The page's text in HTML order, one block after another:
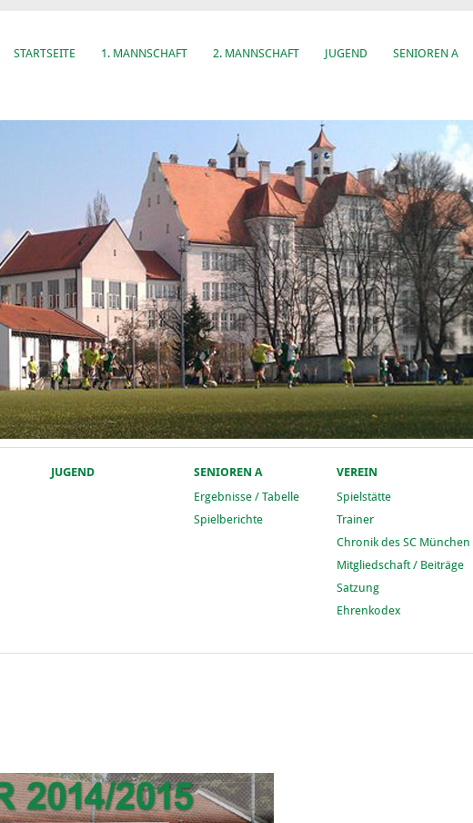
STARTSEITE 1. MANNSCHAFT 2. MANNSCHAFT JUGEND SENIOREN A
JUGEND
SENIOREN A
Ergebnisse / Tabelle
Spielberichte
VEREIN
Spielstätte
Trainer
Chronik des SC München
Mitgliedschaft / Beiträge
Satzung
Ehrenkodex